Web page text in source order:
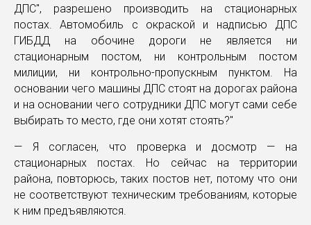
ДПС", разрешено производить на стационарных
постах. Автомобиль с окраской и надписью ДПС
ГИБДД на обочине дороги не является ни
стационарным постом, ни контрольным постом
милиции, ни контрольно-пропускным пунктом. На
основании чего машины ДПС стоят на дорогах района
и на основании чего сотрудники ДПС могут сами себе
выбирать то место, где они хотят стоять?"
— Я согласен, что проверка и досмотр — на
стационарных постах. Но сейчас на территории
района, повторюсь, таких постов нет, потому что они
не соответствуют техническим требованиям, которые
к ним предъявляются.